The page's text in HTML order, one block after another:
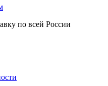
по всей России